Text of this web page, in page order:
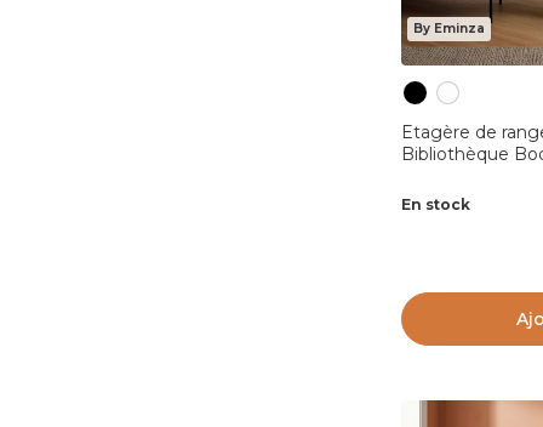
By Eminza
Etagère de
Bibliothèque
En stock